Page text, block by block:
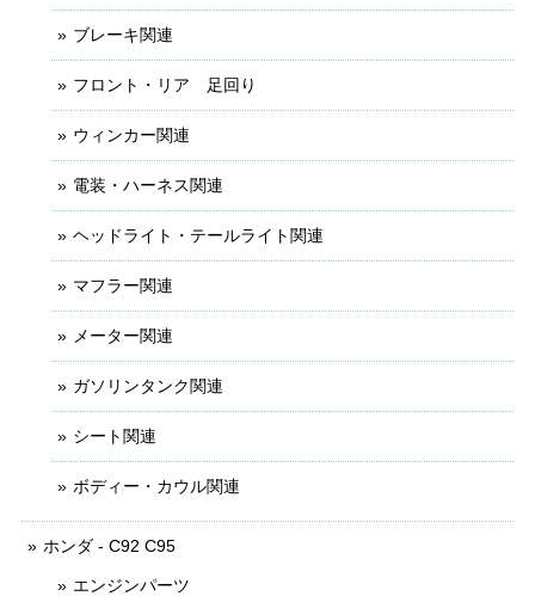
ブレーキ関連
フロント・リア 足回り
ウィンカー関連
電装・ハーネス関連
ヘッドライト・テールライト関連
マフラー関連
メーター関連
ガソリンタンク関連
シート関連
ボディー・カウル関連
ホンダ - C92 C95
エンジンパーツ